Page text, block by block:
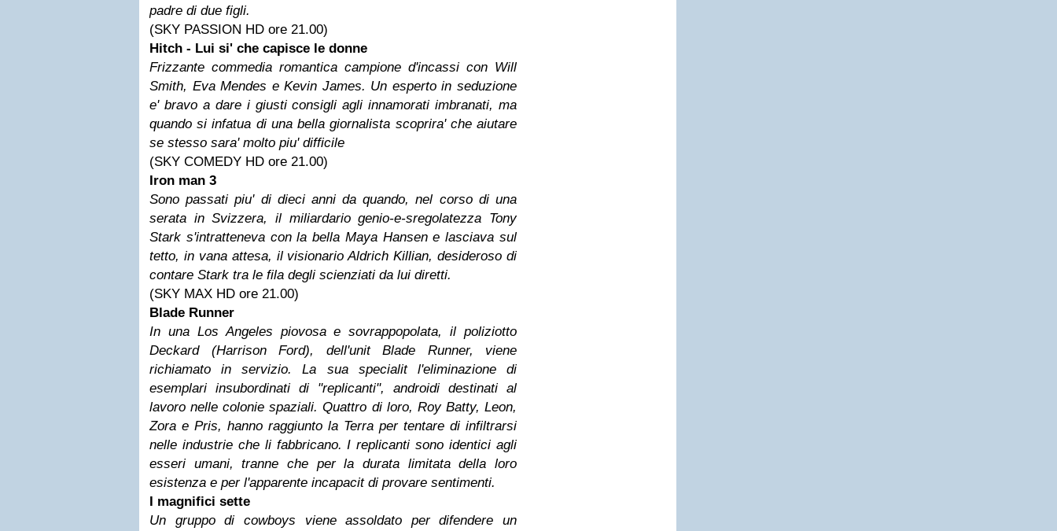
padre di due figli.
(SKY PASSION HD ore 21.00)
Hitch - Lui si' che capisce le donne
Frizzante commedia romantica campione d'incassi con Will
Smith, Eva Mendes e Kevin James. Un esperto in seduzione
e' bravo a dare i giusti consigli agli innamorati imbranati, ma
quando si infatua di una bella giornalista scoprira' che aiutare
se stesso sara' molto piu' difficile
(SKY COMEDY HD ore 21.00)
Iron man 3
Sono passati piu' di dieci anni da quando, nel corso di una
serata in Svizzera, il miliardario genio-e-sregolatezza Tony
Stark s'intratteneva con la bella Maya Hansen e lasciava sul
tetto, in vana attesa, il visionario Aldrich Killian, desideroso di
contare Stark tra le fila degli scienziati da lui diretti.
(SKY MAX HD ore 21.00)
Blade Runner
In una Los Angeles piovosa e sovrappopolata, il poliziotto
Deckard (Harrison Ford), dell'unit Blade Runner, viene
richiamato in servizio. La sua specialit l'eliminazione di
esemplari insubordinati di "replicanti", androidi destinati al
lavoro nelle colonie spaziali. Quattro di loro, Roy Batty, Leon,
Zora e Pris, hanno raggiunto la Terra per tentare di infiltrarsi
nelle industrie che li fabbricano. I replicanti sono identici agli
esseri umani, tranne che per la durata limitata della loro
esistenza e per l'apparente incapacit di provare sentimenti.
I magnifici sette
Un gruppo di cowboys viene assoldato per difendere un